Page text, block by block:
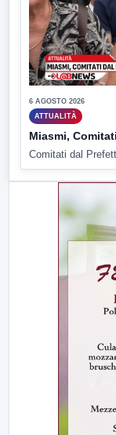
6 AGOSTO 2026
ATTUALITÀ
Miasmi,
Comitati dal